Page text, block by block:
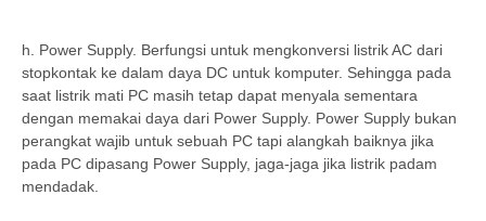
h. Power Supply. Berfungsi untuk mengkonversi listrik AC dari
stopkontak ke dalam daya DC untuk komputer. Sehingga pada
saat listrik mati PC masih tetap dapat menyala sementara
dengan memakai daya dari Power Supply. Power Supply bukan
perangkat wajib untuk sebuah PC tapi alangkah baiknya jika
pada PC dipasang Power Supply, jaga-jaga jika listrik padam
mendadak.